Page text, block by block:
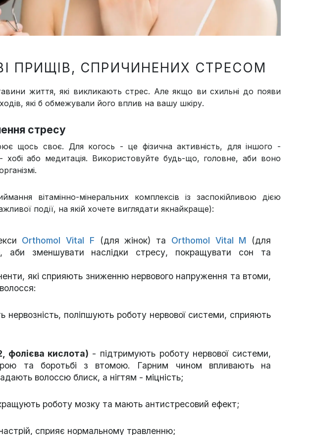
ПРИЩІВ, СПРИЧИНЕНИХ СТРЕСОМ
життя, які викликають стрес. Але якщо ви схильні до появи
які б обмежували його вплив на вашу шкіру.
стресу
щось своє. Для когось - це фізична активність, для іншого -
хобі або медитація. Використовуйте будь-що, головне, аби воно
вітамінно-мінеральних комплексів із заспокійливою дією
події, на якій хочете виглядати якнайкраще):
Orthomol Vital F (для жінок) та Orthomol Vital M (для
аби зменшувати наслідки стресу, покращувати сон та
які сприяють зниженню нервового напруження та втоми,
нервозність, поліпшують роботу нервової системи, сприяють
фолієва кислота) - підтримують роботу нервової системи,
та боротьбі з втомою. Гарним чином впливають на
волоссю блиск, а нігтям - міцність;
роботу мозку та мають антистресовий ефект;
сприяє нормальному травленню;